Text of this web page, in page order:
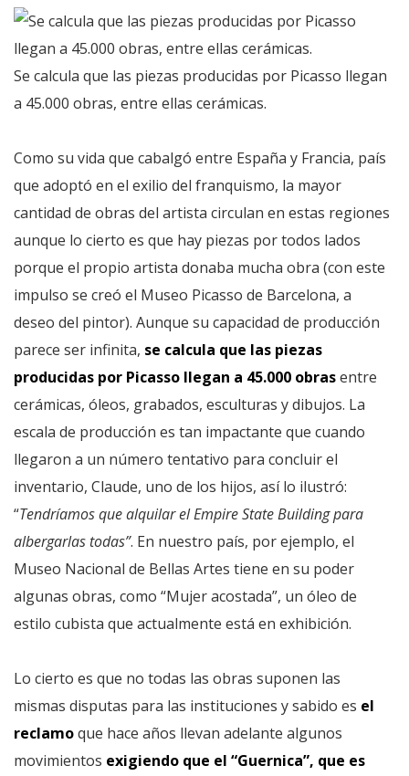
Se calcula que las piezas producidas por Picasso llegan
a 45.000 obras, entre ellas cerámicas.
Como su vida que cabalgó entre España y Francia, país
que adoptó en el exilio del franquismo, la mayor
cantidad de obras del artista circulan en estas regiones
aunque lo cierto es que hay piezas por todos lados
porque el propio artista donaba mucha obra (con este
impulso se creó el Museo Picasso de Barcelona, a
deseo del pintor). Aunque su capacidad de producción
parece ser infinita, se calcula que las piezas
producidas por Picasso llegan a 45.000 obrasentre
cerámicas, óleos, grabados, esculturas y dibujos. La
escala de producción es tan impactante que cuando
llegaron a un número tentativo para concluir el
inventario, Claude, uno de los hijos, así lo ilustró:
“Tendríamos que alquilar el Empire State Building para
albergarlas todas”. En nuestro país, por ejemplo, el
Museo Nacional de Bellas Artes tiene en su poder
algunas obras, como “Mujer acostada”, un óleo de
estilo cubista que actualmente está en exhibición.
Lo cierto es que no todas las obras suponen las
mismas disputas para las instituciones y sabido es el
reclamoque hace años llevan adelante algunos
movimientos exigiendo que el “Guernica”, que es